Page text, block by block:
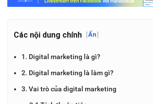
Các nội dung chính [Ẩn]
1. Digital marketing là gì?
2. Digital marketing là làm gì?
3. Vai trò của digital marketing